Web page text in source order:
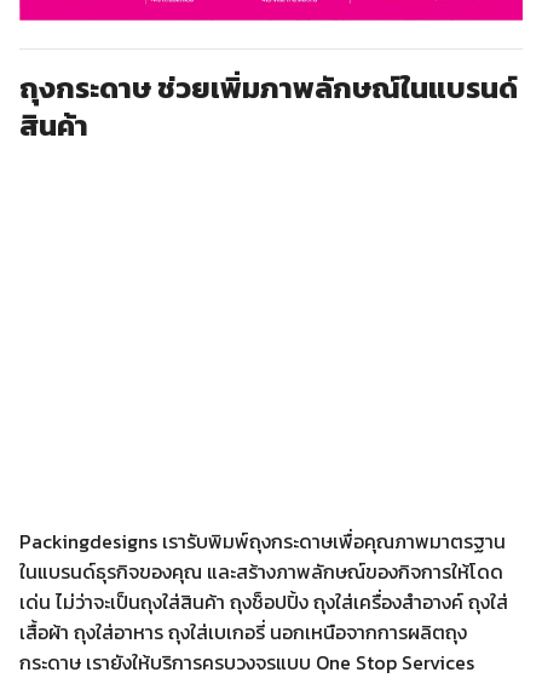
ถุงกระดาษ ช่วยเพิ่มภาพลักษณ์ในแบรนด์
สินค้า
Packingdesigns เรารับพิมพ์ถุงกระดาษเพื่อคุณภาพมาตรฐาน
ในแบรนด์ธุรกิจของคุณ และสร้างภาพลักษณ์ของกิจการให้โดด
เด่น ไม่ว่าจะเป็นถุงใส่สินค้า ถุงช็อปปิ้ง ถุงใส่เครื่องสำอางค์ ถุงใส่
เสื้อผ้า ถุงใส่อาหาร ถุงใส่เบเกอรี่ นอกเหนือจากการผลิตถุง
กระดาษ เรายังให้บริการครบวงจรแบบ One Stop Services